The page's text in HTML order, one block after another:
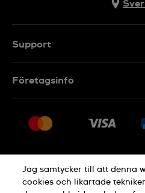
Support
Returer
Försäljningsvillkor
Ångra köp
Företagsinfo
Jobs
Jag samtycker till att denna
cookies och likartade